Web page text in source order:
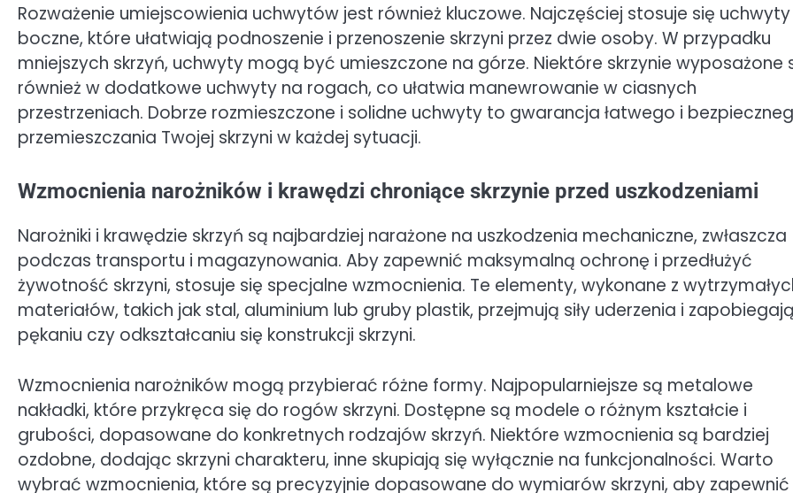
Rozważenie umiejscowienia uchwytów jest również kluczowe. Najczęściej stosuje się uchwyty
boczne, które ułatwiają podnoszenie i przenoszenie skrzyni przez dwie osoby. W przypadku
mniejszych skrzyń, uchwyty mogą być umieszczone na górze. Niektóre skrzynie wyposażone
również w dodatkowe uchwyty na rogach, co ułatwia manewrowanie w ciasnych
przestrzeniach. Dobrze rozmieszczone i solidne uchwyty to gwarancja łatwego i
przemieszczania Twojej skrzyni w każdej sytuacji.
Wzmocnienia narożników i krawędzi chroniące skrzynie przed uszkodzeniami
Narożniki i krawędzie skrzyń są najbardziej narażone na uszkodzenia mechaniczne, zwłaszcza
podczas transportu i magazynowania. Aby zapewnić maksymalną ochronę i przedłużyć
żywotność skrzyni, stosuje się specjalne wzmocnienia. Te elementy, wykonane z
materiałów, takich jak stal, aluminium lub gruby plastik, przejmują siły uderzenia i zapobiegają
pękaniu czy odkształcaniu się konstrukcji skrzyni.
Wzmocnienia narożników mogą przybierać różne formy. Najpopularniejsze są metalowe
nakładki, które przykręca się do rogów skrzyni. Dostępne są modele o różnym kształcie i
grubości, dopasowane do konkretnych rodzajów skrzyń. Niektóre wzmocnienia są bardziej
ozdobne, dodając skrzyni charakteru, inne skupiają się wyłącznie na funkcjonalności. Warto
wybrać wzmocnienia, które są precyzyjnie dopasowane do wymiarów skrzyni, aby zapewnić